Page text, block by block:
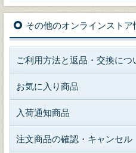
その他のオンラインストア
ご利用方法と返品・交換につ
お気に入り商品
入荷通知商品
注文商品の確認・キャンセル